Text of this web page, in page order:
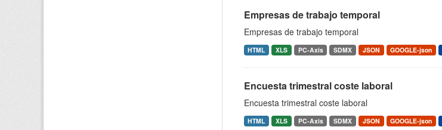
Empresas de trabajo temporal
Empresas de trabajo temporal
HTML XLS PC-Axis SDMX JSON GOOGLE-json
Encuesta trimestral coste laboral
Encuesta trimestral coste laboral
HTML XLS PC-Axis SDMX JSON GOOGLE-json